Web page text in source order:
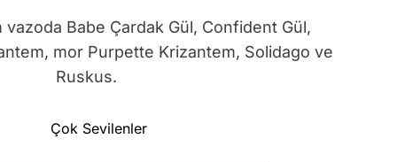
vazoda Babe Çardak Gül, Confident Gül,
mor Purpette Krizantem, Solidago ve
Ruskus.
Çok Sevilenler